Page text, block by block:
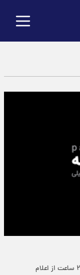
پارسینه: رئیس فدراسیون کشتی سرانجام بعد از ۲۴ ساعت از اعلام